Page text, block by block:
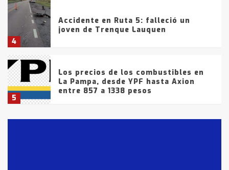
4
Accidente en Ruta 5: falleció un
joven de Trenque Lauquen
5
Los precios de los combustibles en
La Pampa, desde YPF hasta Axion
entre 857 a 1338 pesos